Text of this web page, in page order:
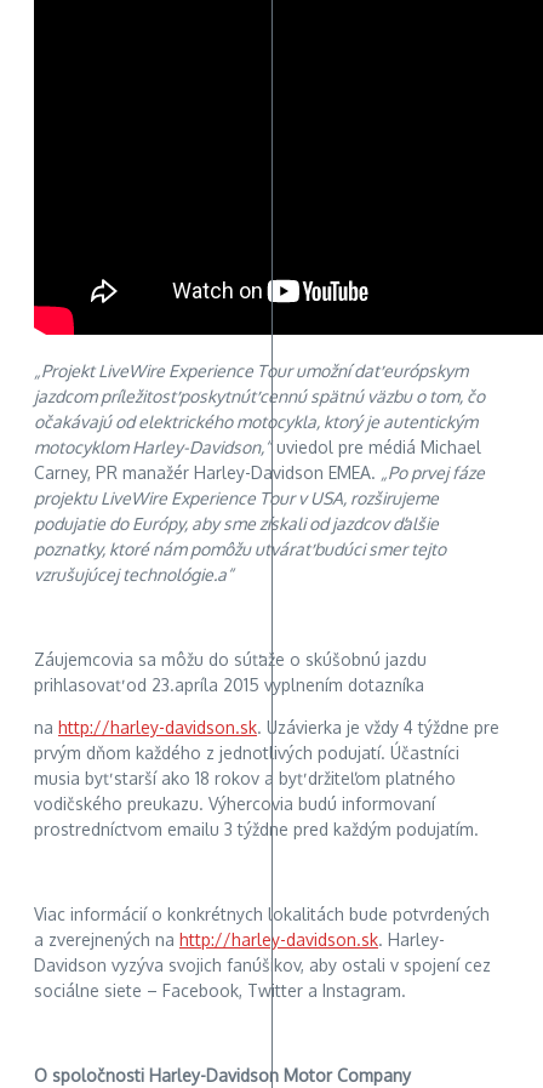
„Projekt LiveWire Experience Tour umožní dať európskym
jazdcom príležitosť poskytnúť cennú spätnú väzbu o tom, čo
očakávajú od elektrického motocykla, ktorý je autentickým
motocyklom Harley-Davidson,“uviedol pre médiá Michael
Carney, PR manažér Harley-Davidson EMEA. „Po prvej fáze
projektu LiveWire Experience Tour v USA, rozširujeme
podujatie do Európy, aby sme získali od jazdcov ďalšie
poznatky, ktoré nám pomôžu utvárať budúci smer tejto
vzrušujúcej technológie.a“
Záujemcovia sa môžu do súťaže o skúšobnú jazdu
prihlasovať od 23.apríla 2015 vyplnením dotazníka
na http://harley-davidson.sk. Uzávierka je vždy 4 týždne pre
prvým dňom každého z jednotlivých podujatí. Účastníci
musia byť starší ako 18 rokov a byť držiteľom platného
vodičského preukazu. Výhercovia budú informovaní
prostredníctvom emailu 3 týždne pred každým podujatím.
Viac informácií o konkrétnych lokalitách bude potvrdených
a zverejnených na http://harley-davidson.sk. Harley-
Davidson vyzýva svojich fanúšikov, aby ostali v spojení cez
sociálne siete – Facebook, Twitter a Instagram.
O spoločnosti Harley-Davidson Motor Company